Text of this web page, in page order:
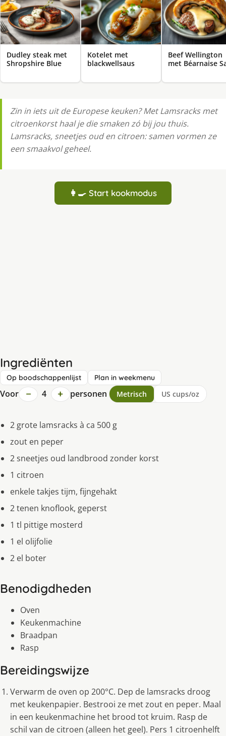
Dudley steak met
Shropshire Blue
Kotelet met
blackwellsaus
Beef Wellington
met Béarnaise
Zin in iets uit de Europese keuken? Met Lamsracks met
citroenkorst haal je die smaken zó bij jou thuis.
Lamsracks, sneetjes oud en citroen: samen vormen ze
een smaakvol geheel.
👩‍🍳 Start kookmodus
Ingrediënten
Op boodschappenlijst Plan in weekmenu
Voor − 4 + personen Metrisch US cups/oz
2 grote lamsracks à ca 500 g
zout en peper
2 sneetjes oud landbrood zonder korst
1 citroen
enkele takjes tijm, fijngehakt
2 tenen knoflook, geperst
1 tl pittige mosterd
1 el olijfolie
2 el boter
Benodigdheden
Oven
Keukenmachine
Braadpan
Rasp
Bereidingswijze
Verwarm de oven op 200°C. Dep de lamsracks droog
met keukenpapier. Bestrooi ze met zout en peper. Maal
in een keukenmachine het brood tot kruim. Rasp de
schil van de citroen (alleen het geel). Pers 1 citroenhelft